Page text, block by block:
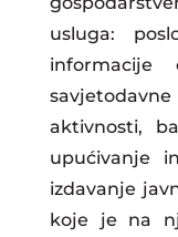
usluga:
aktivnosti,
upućivanje
izdavanje
koje je na